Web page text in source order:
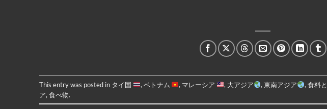
This entry was posted in タイ国 , ベトナム , マレーシア , 大アジア ,東南アジア , 食料
ア, 食べ物.